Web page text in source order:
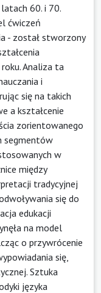
60. i 70.
ćwiczeń
- został stworzony
Analiza ta
i
się na takich
a kształcenie
zorientowanego
segmentów
w
między
tradycyjnej
się do
edukacji
na model
o przywrócenie
się,
Sztuka
języka